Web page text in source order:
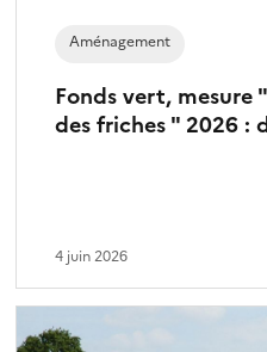
Fonds vert, mesure
des friches " 2026 :
Aménagement
4 juin 2026